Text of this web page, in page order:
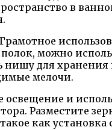
в
Грамотное
можно
нишу для
мелочи.
освещение и
Разместите
как